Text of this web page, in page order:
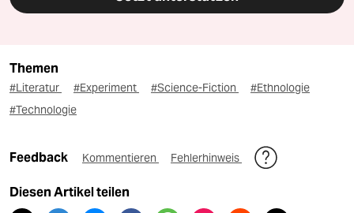
Themen
#Literatur #Experiment #Science-Fiction
#Ethnologie
#Technologie
Feedback Kommentieren Fehlerhinweis
Diesen Artikel teilen